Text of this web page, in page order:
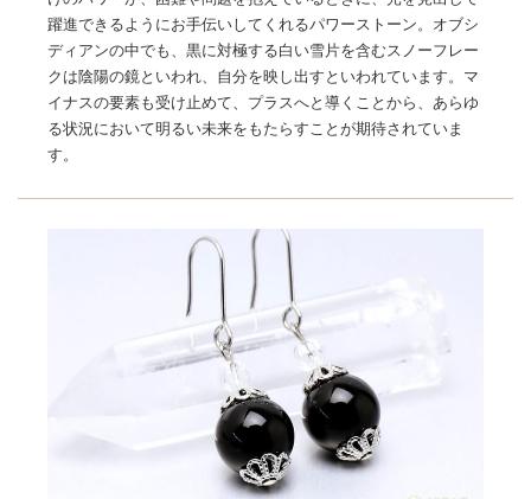
躍進できるようにお手伝いしてくれるパワーストーン。オブシ
ディアンの中でも、黒に対極する白い雪片を含むスノーフレー
クは陰陽の鏡といわれ、自分を映し出すといわれています。マ
イナスの要素も受け止めて、プラスへと導くことから、あらゆ
る状況において明るい未来をもたらすことが期待されていま
す。